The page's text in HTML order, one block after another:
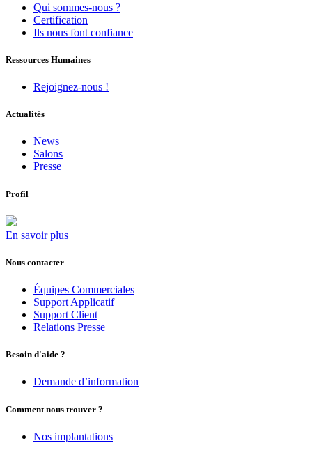
Qui sommes-nous ?
Certification
Ils nous font confiance
Ressources Humaines
Rejoignez-nous !
Actualités
News
Salons
Presse
Profil
En savoir plus
Nous contacter
Équipes Commerciales
Support Applicatif
Support Client
Relations Presse
Besoin d'aide ?
Demande d’information
Comment nous trouver ?
Nos implantations